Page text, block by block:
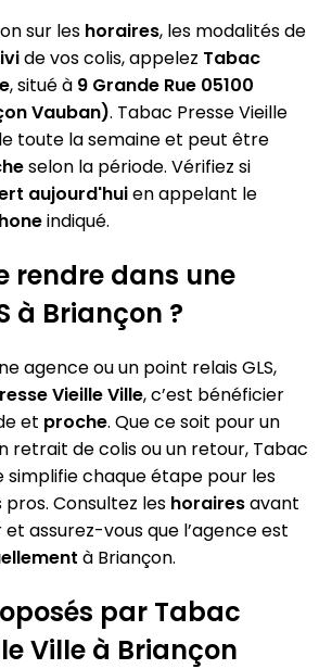
sur les horaires, les modalités de
de vos colis, appelez Tabac
, situé à 9 Grande Rue 05100
Vauban). Tabac Presse Vieille
toute la semaine et peut être
selon la période. Vérifiez si
aujourd'huien appelant le
indiqué.
rendre dans une
à Briançon ?
agence ou un point relais GLS,
Vieille Ville, c’est bénéficier
et proche. Que ce soit pour un
retrait de colis ou un retour, Tabac
simplifie chaque étape pour les
Consultez les horairesavant
assurez-vous que l’agence est
à Briançon.
par Tabac
Ville à Briançon